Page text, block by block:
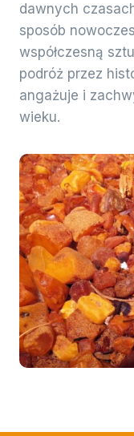
dawnych
sposób
współczesną
podróż przez
angażuje i
wieku.